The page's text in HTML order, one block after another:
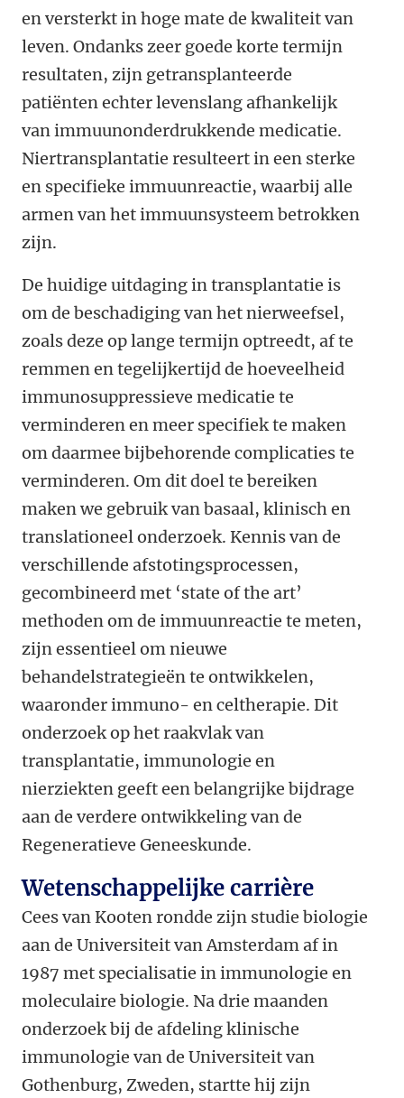
en versterkt in hoge mate de kwaliteit van
leven. Ondanks zeer goede korte termijn
resultaten, zijn getransplanteerde
patiënten echter levenslang afhankelijk
van immuunonderdrukkende medicatie.
Niertransplantatie resulteert in een sterke
en specifieke immuunreactie, waarbij alle
armen van het immuunsysteem betrokken
zijn.
De huidige uitdaging in transplantatie is
om de beschadiging van het nierweefsel,
zoals deze op lange termijn optreedt, af te
remmen en tegelijkertijd de hoeveelheid
immunosuppressieve medicatie te
verminderen en meer specifiek te maken
om daarmee bijbehorende complicaties te
verminderen. Om dit doel te bereiken
maken we gebruik van basaal, klinisch en
translationeel onderzoek. Kennis van de
verschillende afstotingsprocessen,
gecombineerd met ‘state of the art’
methoden om de immuunreactie te meten,
zijn essentieel om nieuwe
behandelstrategieën te ontwikkelen,
waaronder immuno- en celtherapie. Dit
onderzoek op het raakvlak van
transplantatie, immunologie en
nierziekten geeft een belangrijke bijdrage
aan de verdere ontwikkeling van de
Regeneratieve Geneeskunde.
Wetenschappelijke carrière
Cees van Kooten rondde zijn studie biologie
aan de Universiteit van Amsterdam af in
1987 met specialisatie in immunologie en
moleculaire biologie. Na drie maanden
onderzoek bij de afdeling klinische
immunologie van de Universiteit van
Gothenburg, Zweden, startte hij zijn